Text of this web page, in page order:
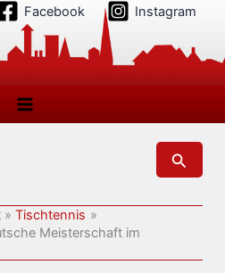
Facebook Instagram
Suchen
Tischtennis
Meisterschaft im